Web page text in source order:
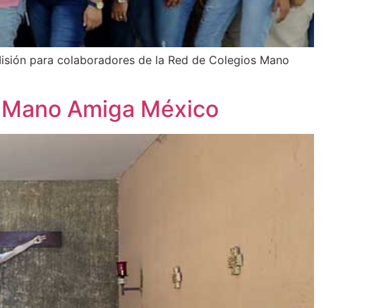
para colaboradores de la Red de Colegios Mano
Amiga México